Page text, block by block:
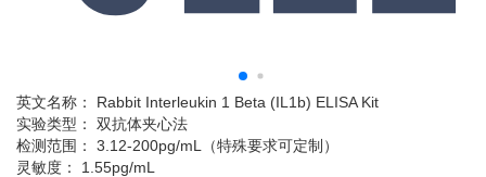
英文名称： Rabbit Interleukin 1 Beta (IL1b) ELISA Kit
实验类型： 双抗体夹心法
检测范围： 3.12-200pg/mL（特殊要求可定制）
灵敏度： 1.55pg/mL